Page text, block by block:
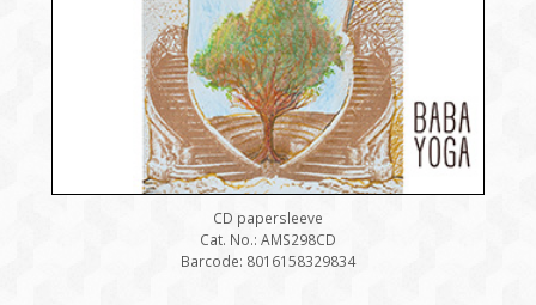
CD papersleeve
Cat. No.: AMS298CD
Barcode: 8016158329834